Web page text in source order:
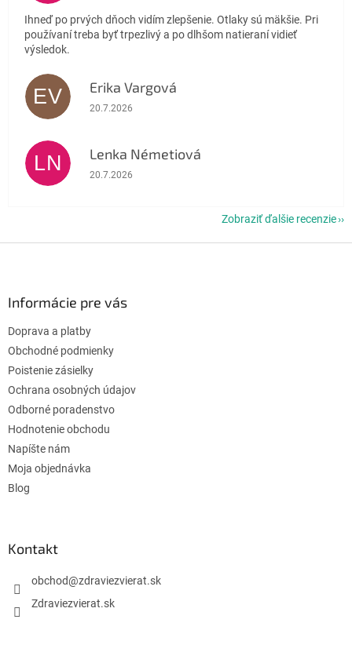
Ihneď po prvých dňoch vidím zlepšenie. Otlaky sú mäkšie. Pri
používaní treba byť trpezlivý a po dlhšom natieraní vidieť
výsledok.
EV Erika Vargová
Hodnotenie obchodu je 5 z 5 hviezdičiek.
20.7.2026
LN Lenka Németiová
Hodnotenie obchodu je 5 z 5 hviezdičiek.
20.7.2026
Zobraziť ďalšie recenzie
Informácie pre vás
Doprava a platby
Obchodné podmienky
Poistenie zásielky
Ochrana osobných údajov
Odborné poradenstvo
Hodnotenie obchodu
Napíšte nám
Moja objednávka
Blog
Kontakt
obchod@zdraviezvierat.sk
Zdraviezvierat.sk